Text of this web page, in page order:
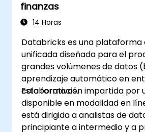
finanzas
14 Horas
Databricks es una
unificada diseñada para el
grandes volúmenes de datos
aprendizaje automático en
colaborativos.
Esta formación impartida por
disponible en modalidad en
está dirigida a analistas de
principiante a intermedio y a